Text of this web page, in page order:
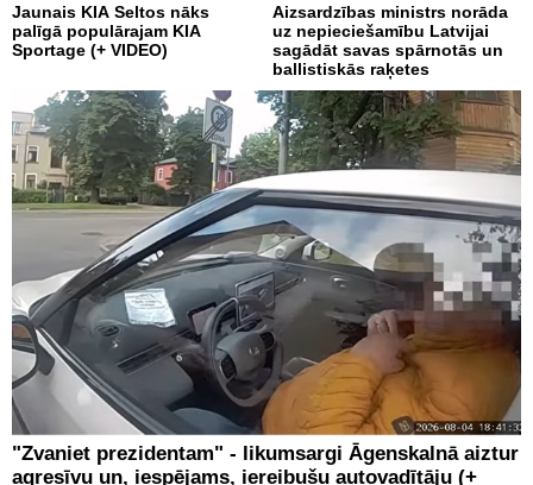
Jaunais KIA Seltos nāks
palīgā populārajam KIA
Sportage (+ VIDEO)
Aizsardzības ministrs norāda
uz nepieciešamību Latvijai
sagādāt savas spārnotās un
ballistiskās raķetes
"Zvaniet prezidentam" - likumsargi Āgenskalnā aiztur
agresīvu un, iespējams, iereibušu autovadītāju (+